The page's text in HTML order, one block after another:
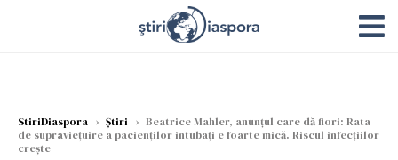
StiriDiaspora › Știri › Beatrice Mahler, anunţul care dă fiori: Rata
de supravieţuire a pacienţilor intubaţi e foarte mică. Riscul infecţiilor
creşte